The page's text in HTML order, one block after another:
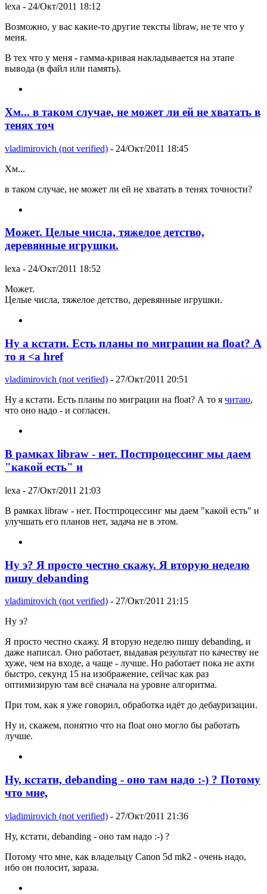
lexa - 24/Окт/2011 18:12
Возможно, у вас какие-то другие тексты libraw, не те что у
меня.
В тех что у меня - гамма-кривая накладывается на этапе
вывода (в файл или память).
Хм... в таком случае, не может ли ей не хватать в
тенях точ
vladimirovich (not verified) - 24/Окт/2011 18:45
Хм...
в таком случае, не может ли ей не хватать в тенях точности?
Может. Целые числа, тяжелое детство,
деревянные игрушки.
lexa - 24/Окт/2011 18:52
Может.
Целые числа, тяжелое детство, деревянные игрушки.
Ну а кстати. Есть планы по миграции на float? А
то я <a href
vladimirovich (not verified) - 27/Окт/2011 20:51
Ну а кстати. Есть планы по миграции на float? А то я читаю,
что оно надо - и согласен.
В рамках libraw - нет. Постпроцессинг мы даем
"какой есть" и
lexa - 27/Окт/2011 21:03
В рамках libraw - нет. Постпроцессинг мы даем "какой есть" и
улучшать его планов нет, задача не в этом.
Ну э? Я просто честно скажу. Я вторую неделю
пишу debanding
vladimirovich (not verified) - 27/Окт/2011 21:15
Ну э?
Я просто честно скажу. Я вторую неделю пишу debanding, и
даже написал. Оно работает, выдавая результат по качеству не
хуже, чем на входе, а чаще - лучше. Но работает пока не ахти
быстро, секунд 15 на изображение, сейчас как раз
оптимизирую там всё сначала на уровне алгоритма.
При том, как я уже говорил, обработка идёт до дебауризации.
Ну и, скажем, понятно что на float оно могло бы работать
лучше.
Ну, кстати, debanding - оно там надо :-) ? Потому
что мне,
vladimirovich (not verified) - 27/Окт/2011 21:36
Ну, кстати, debanding - оно там надо :-) ?
Потому что мне, как владельцу Canon 5d mk2 - очень надо,
ибо он полосит, зараза.